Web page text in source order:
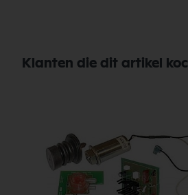
Klanten die dit artikel